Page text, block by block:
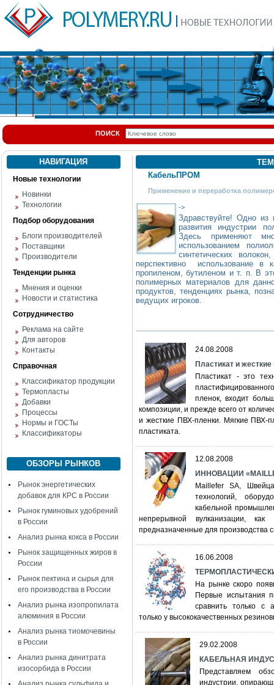
ПОИСК
НАВИГАЦИЯ
Новые технологии
Новинки
Технологии
Подбор оборудования
Блоги производителей
Поставщики
Производители
Тенденции рынка
Мнения и оценки
Новости и статистика
Сотрудничество
Реклама на сайте
Для авторов
Контакты
Справочная
Классификатор продукции
Термопласты
Добавки
Процессы
Нормы и ГОСТы
Классификаторы
ОБЗОРЫ РЫНКОВ
Рынок энергетических
добавок для КРС в России
Рынок гуминовых удобрений
в России
Анализ рынка кокса в России
Рынок защищенных жиров в
России
Рынок пектина и сырья для
его производства в России
Анализ рынка изопропилата
алюминия в России
Анализ рынка тиомочевины
в России
Анализ рынка динитрата
изосорбида в России
КабельПРОМ
Применение и переработка
->
Здравствуйте! Одно из
развития
Здесь применяют
использованием
синтетических
перспективно использование в
пропиленом, бутиленом и т. п. В
полимерных материалов для
продуктов, тенденциях рынка,
ведущих игроков.
24.08.2008
Пластикат и
Пластикат - это
пленок, входит
композиции, и прежде всего от
и жесткие ПВХ-пленки. Мягкие ПВХ-
пластиката.
12.08.2008
ИННОВАЦИИ
Maillefer SA,
технологий,
кабельной
непрерывной вулканизации, как
предназначенные для производства
16.06.2008
На рынке скоро
Первые испытания
сравнить только с
только у высококачественных
29.02.2008
КАБЕЛЬНАЯ
Представляем
индустрии,